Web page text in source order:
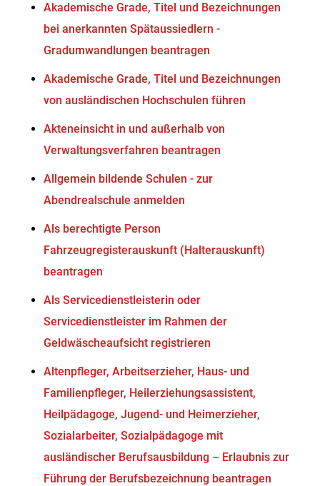
Akademische Grade, Titel und Bezeichnungen
bei anerkannten Spätaussiedlern -
Gradumwandlungen beantragen
Akademische Grade, Titel und Bezeichnungen
von ausländischen Hochschulen führen
Akteneinsicht in und außerhalb von
Verwaltungsverfahren beantragen
Allgemein bildende Schulen - zur
Abendrealschule anmelden
Als berechtigte Person
Fahrzeugregisterauskunft (Halterauskunft)
beantragen
Als Servicedienstleisterin oder
Servicedienstleister im Rahmen der
Geldwäscheaufsicht registrieren
Altenpfleger, Arbeitserzieher, Haus- und
Familienpfleger, Heilerziehungsassistent,
Heilpädagoge, Jugend- und Heimerzieher,
Sozialarbeiter, Sozialpädagoge mit
ausländischer Berufsausbildung – Erlaubnis zur
Führung der Berufsbezeichnung beantragen